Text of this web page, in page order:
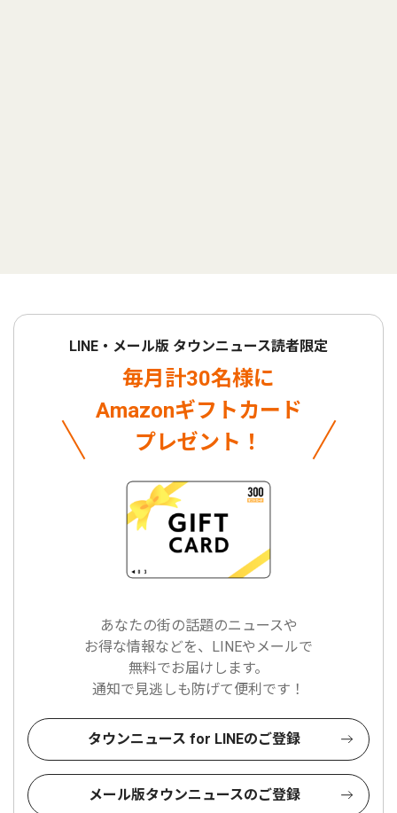
LINE・メール版 タウンニュース読者限定
毎月計30名様に
Amazonギフトカード
プレゼント！
あなたの街の話題のニュースや
お得な情報などを、LINEやメールで
無料でお届けします。
通知で見逃しも防げて便利です！
タウンニュース for LINEのご登録
メール版タウンニュースのご登録